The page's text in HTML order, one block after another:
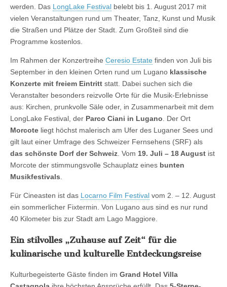
werden. Das LongLake Festival belebt bis 1. August 2017 mit
vielen Veranstaltungen rund um Theater, Tanz, Kunst und Musik
die Straßen und Plätze der Stadt. Zum Großteil sind die
Programme kostenlos.
Im Rahmen der Konzertreihe Ceresio Estate finden von Juli bis
September in den kleinen Orten rund um Lugano klassische
Konzerte mit freiem Eintritt statt. Dabei suchen sich die
Veranstalter besonders reizvolle Orte für die Musik-Erlebnisse
aus: Kirchen, prunkvolle Säle oder, in Zusammenarbeit mit dem
LongLake Festival, der Parco Ciani in Lugano. Der Ort
Morcote liegt höchst malerisch am Ufer des Luganer Sees und
gilt laut einer Umfrage des Schweizer Fernsehens (SRF) als
das schönste Dorf der Schweiz. Vom 19. Juli – 18 August ist
Morcote der stimmungsvolle Schauplatz eines bunten
Musikfestivals.
Für Cineasten ist das Locarno Film Festival vom 2. – 12. August
ein sommerlicher Fixtermin. Von Lugano aus sind es nur rund
40 Kilometer bis zur Stadt am Lago Maggiore.
Ein stilvolles „Zuhause auf Zeit“ für die
kulinarische und kulturelle Entdeckungsreise
Kulturbegeisterte Gäste finden im Grand Hotel Villa